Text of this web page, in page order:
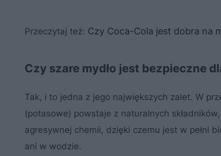
Przeczytaj też: Czy Coca-Cola jest dobra na
Czy szare mydło jest bezpieczne
Tak, i to jedna z jego największych zalet. W
(potasowe) powstaje z naturalnych
agresywnej chemii, dzięki czemu jest w pełni
ani w wodzie.